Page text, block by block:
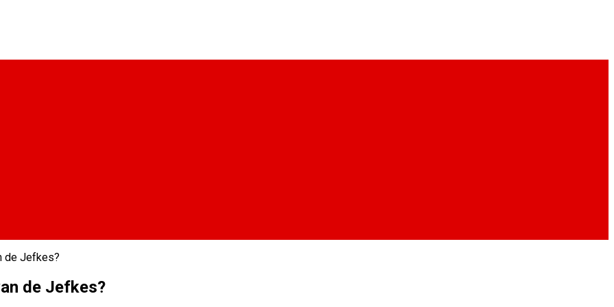
de Jefkes?
de Jefkes?